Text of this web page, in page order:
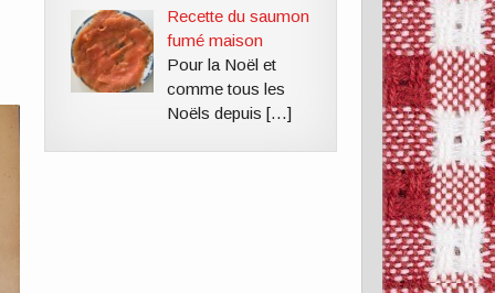
Recette du saumon
fumé maison
Pour la Noël et
comme tous les
Noëls depuis […]